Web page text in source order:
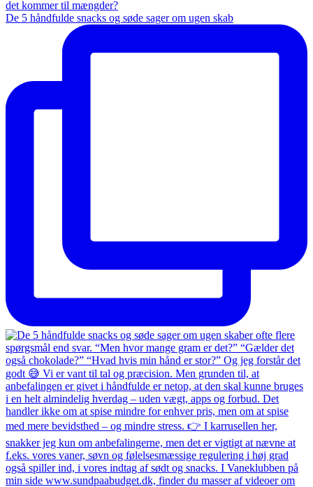
De 5 håndfulde snacks og søde sager om ugen skab